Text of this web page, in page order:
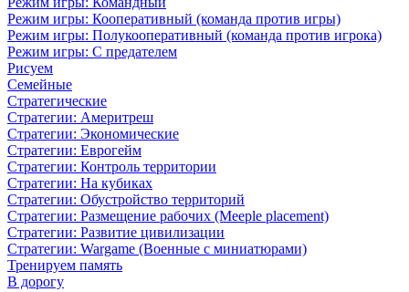
Режим игры: Кооперативный (команда против игры)
Режим игры: Полукооперативный (команда против игрока)
Режим игры: С предателем
Рисуем
Семейные
Стратегические
Стратегии: Америтреш
Стратегии: Экономические
Стратегии: Еврогейм
Стратегии: Контроль территории
Стратегии: На кубиках
Стратегии: Обустройство территорий
Стратегии: Размещение рабочих (Meeple placement)
Стратегии: Развитие цивилизации
Стратегии: Wargame (Военные с миниатюрами)
Тренируем память
В дорогу